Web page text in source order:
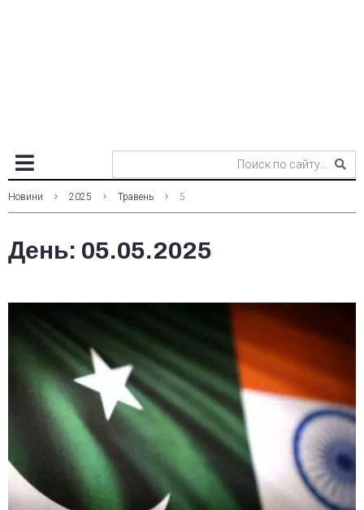
Новини 2025 Травень 5
День: 05.05.2025